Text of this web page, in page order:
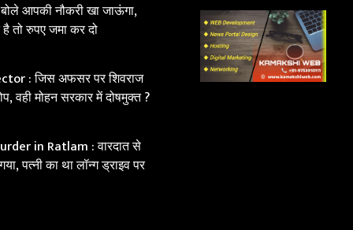
आपकी नौकरी खा जाऊंगा,
तो रुपए जमा कर दो
: जिस अफसर पर शिवराज
वही मोहन सरकार में दोषमुक्त ?
in Ratlam : वारदात से
पत्नी का था लॉन्ग ड्राइव पर